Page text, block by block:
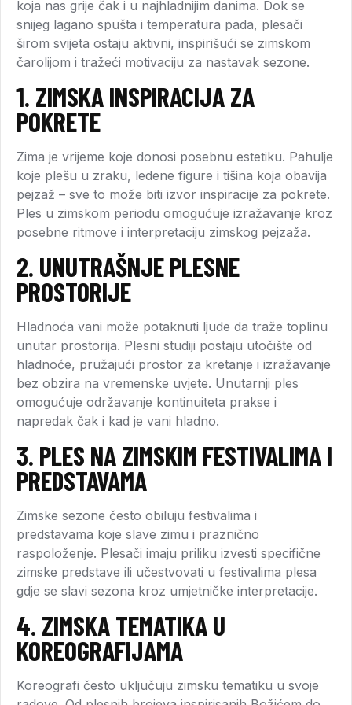
koja nas grije čak i u najhladnijim danima. Dok se
snijeg lagano spušta i temperatura pada, plesači
širom svijeta ostaju aktivni, inspirišući se zimskom
čarolijom i tražeći motivaciju za nastavak sezone.
1. ZIMSKA INSPIRACIJA ZA
POKRETE
Zima je vrijeme koje donosi posebnu estetiku. Pahulje
koje plešu u zraku, ledene figure i tišina koja obavija
pejzaž – sve to može biti izvor inspiracije za pokrete.
Ples u zimskom periodu omogućuje izražavanje kroz
posebne ritmove i interpretaciju zimskog pejzaža.
2. UNUTRAŠNJE PLESNE
PROSTORIJE
Hladnoća vani može potaknuti ljude da traže toplinu
unutar prostorija. Plesni studiji postaju utočište od
hladnoće, pružajući prostor za kretanje i izražavanje
bez obzira na vremenske uvjete. Unutarnji ples
omogućuje održavanje kontinuiteta prakse i
napredak čak i kad je vani hladno.
3. PLES NA ZIMSKIM FESTIVALIMA I
PREDSTAVAMA
Zimske sezone često obiluju festivalima i
predstavama koje slave zimu i praznično
raspoloženje. Plesači imaju priliku izvesti specifične
zimske predstave ili učestvovati u festivalima plesa
gdje se slavi sezona kroz umjetničke interpretacije.
4. ZIMSKA TEMATIKA U
KOREOGRAFIJAMA
Koreografi često uključuju zimsku tematiku u svoje